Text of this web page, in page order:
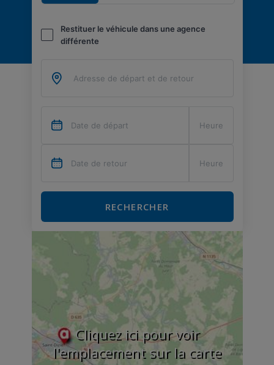
Restituer le véhicule dans une agence
différente
RECHERCHER
Cliquez ici pour voir
l'emplacement sur la carte